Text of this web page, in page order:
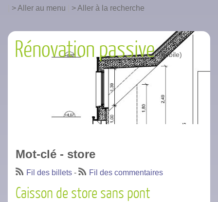
Rénovation passive
Aller au menu Aller à la recherche
Mot-clé - store
Fil des billets - Fil des commentaires
Caisson de store sans pont